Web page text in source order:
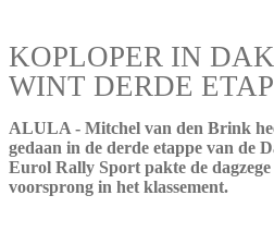
KOPLOPER IN
WINT DERDE
ALULA - Mitchel van den Brink
gedaan in de derde etappe van de
Eurol Rally Sport pakte de
voorsprong in het klassement.